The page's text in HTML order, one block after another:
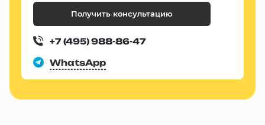
Получить консультацию
+7 (495) 988-86-47
WhatsApp